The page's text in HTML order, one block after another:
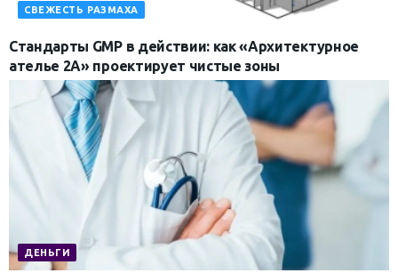
СВЕЖЕСТЬ РАЗМАХА
Стандарты GMP в действии: как «Архитектурное
ателье 2А» проектирует чистые зоны
ДЕНЬГИ